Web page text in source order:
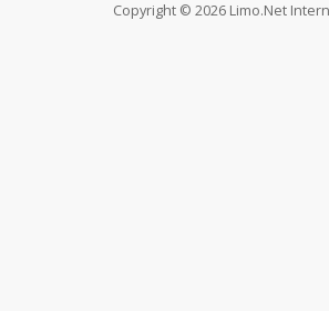
Copyright © 2026 Limo.Net